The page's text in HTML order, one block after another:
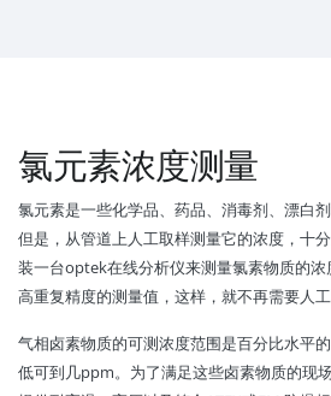
氯元素浓度测量
氯元素是一些化学品、药品、消毒剂、漂白
但是，从管道上人工取样测量它的浓度，十
装一台optek在线分析仪来测量氯素物质的浓
高重复精度的测量值，这样，就不再需要人工
气相卤素物质的可测浓度范围是百分比水平
低可到几ppm。为了满足这些卤素物质的现